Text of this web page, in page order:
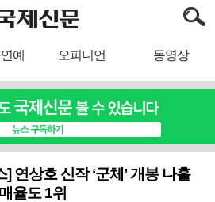
예 오피니언 동영상
연상호 신작 ‘군체’ 개봉 나흘
율도 1위